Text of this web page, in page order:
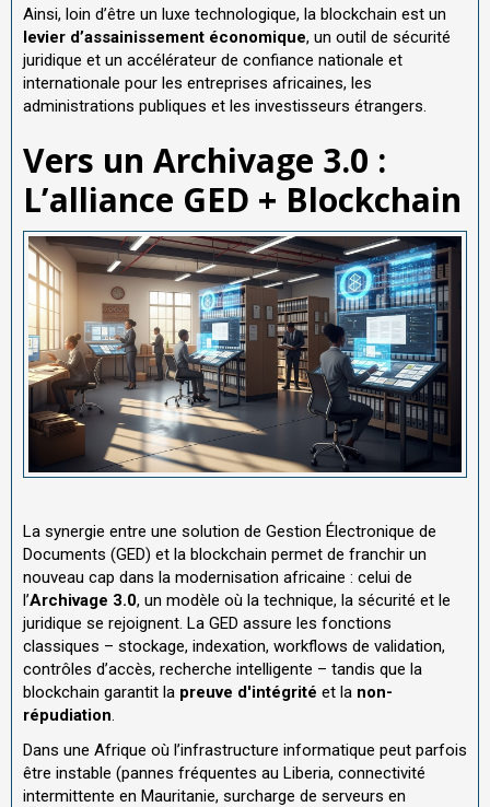
Ainsi, loin d’être un luxe technologique, la blockchain est un
levier d’assainissement économique, un outil de sécurité
juridique et un accélérateur de confiance nationale et
internationale pour les entreprises africaines, les
administrations publiques et les investisseurs étrangers.
Vers un Archivage 3.0 :
L’alliance GED + Blockchain
La synergie entre une solution de Gestion Électronique de
Documents (GED) et la blockchain permet de franchir un
nouveau cap dans la modernisation africaine : celui de
l’Archivage 3.0, un modèle où la technique, la sécurité et le
juridique se rejoignent. La GED assure les fonctions
classiques – stockage, indexation, workflows de validation,
contrôles d’accès, recherche intelligente – tandis que la
blockchain garantit la preuve d'intégrité et la non-
répudiation.
Dans une Afrique où l’infrastructure informatique peut parfois
être instable (pannes fréquentes au Liberia, connectivité
intermittente en Mauritanie, surcharge de serveurs en